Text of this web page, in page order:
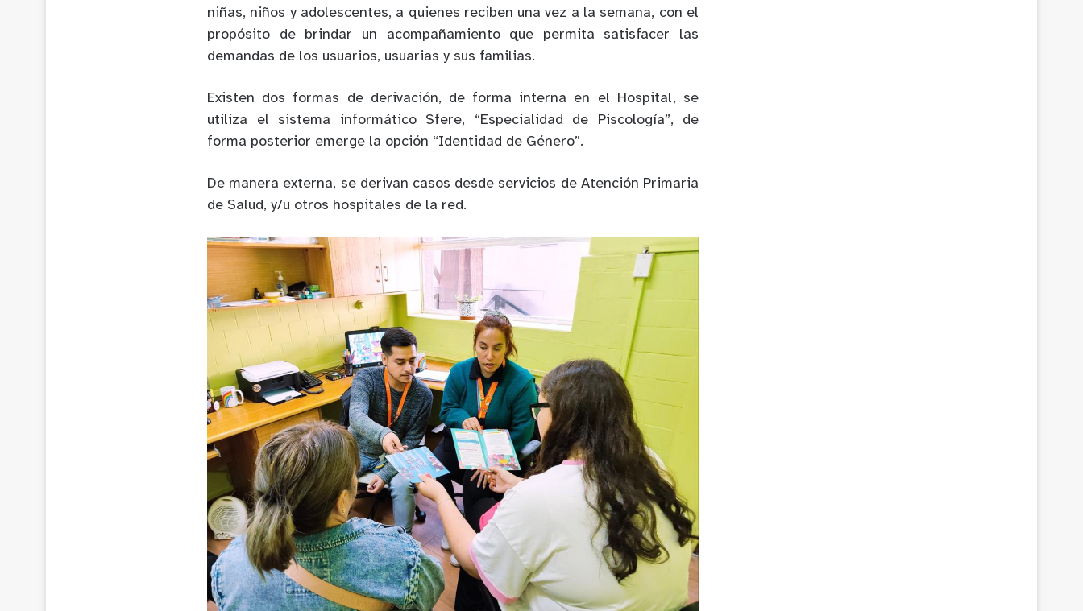
niñas, niños y adolescentes, a quienes reciben una vez a la semana, con el
propósito de brindar un acompañamiento que permita satisfacer las
demandas de los usuarios, usuarias y sus familias.
Existen dos formas de derivación, de forma interna en el Hospital, se
utiliza el sistema informático Sfere, “Especialidad de Piscología”, de
forma posterior emerge la opción “Identidad de Género”.
De manera externa, se derivan casos desde servicios de Atención Primaria
de Salud, y/u otros hospitales de la red.